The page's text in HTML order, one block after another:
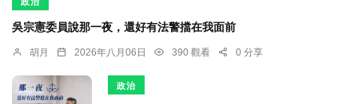
吳宗憲委員說那一夜，還好有法警擋在我面前
胡月 2026年八月06日 390 觀看 0 分享
政治